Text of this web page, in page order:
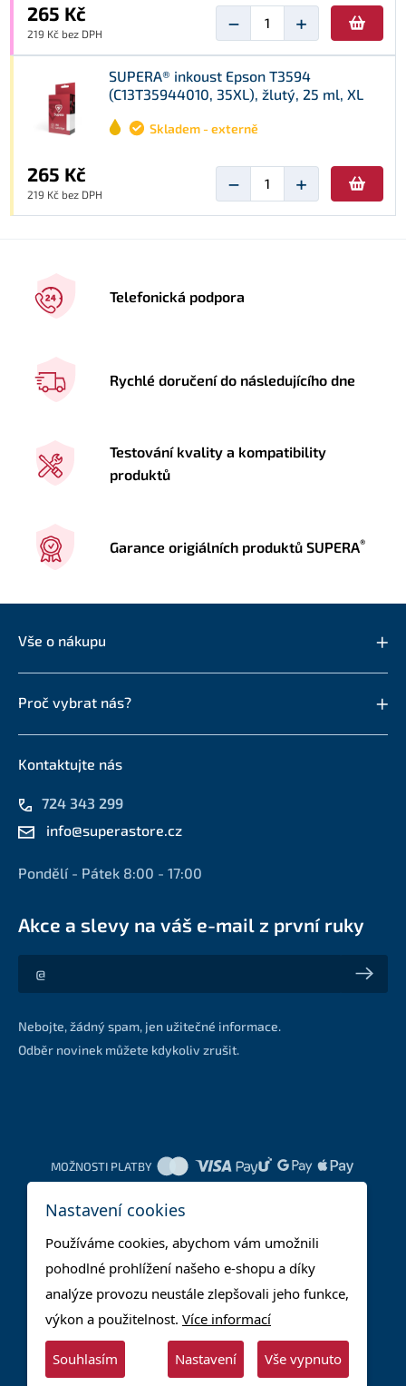
265 Kč
219 Kč bez DPH − +
SUPERA® inkoust Epson T3594
(C13T35944010, 35XL), žlutý, 25 ml, XL
Skladem - externě
265 Kč
219 Kč bez DPH − +
Telefonická podpora
Rychlé doručení do následujícího dne
Testování kvality a kompatibility
produktů
Garance origiálních produktů SUPERA®
Vše o nákupu
Proč vybrat nás?
Kontaktujte nás
724 343 299
info@superastore.cz
Pondělí - Pátek 8:00 - 17:00
Akce a slevy na váš e-mail z první ruky
Akce a slevy na váš e-mail z první ruky
Nebojte, žádný spam, jen užitečné informace.
Odběr novinek můžete kdykoliv zrušit.
MOŽNOSTI PLATBY
Nastavení cookies
Používáme cookies, abychom vám umožnili
pohodlné prohlížení našeho e-shopu a díky
analýze provozu neustále zlepšovali jeho funkce,
výkon a použitelnost. Více informací
Souhlasím Nastavení Vše vypnuto